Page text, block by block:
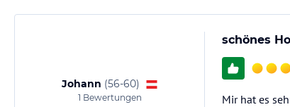
Johann (56-60)
1 Bewertungen
schönes
Mir hat es